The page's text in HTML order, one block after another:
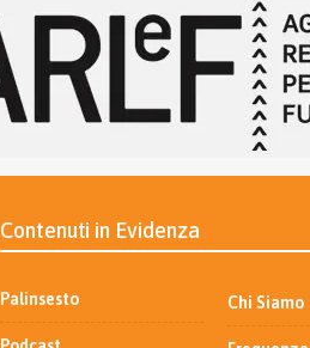
Contenuti in Evidenza
Palinsesto Chi Siamo